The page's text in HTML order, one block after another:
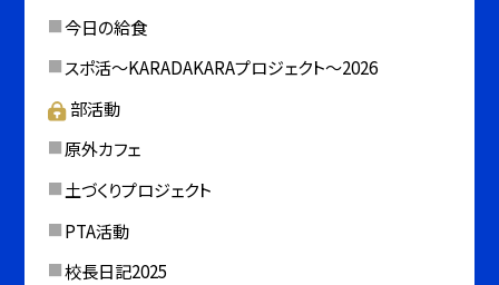
今日の給食
スポ活～KARADAKARAプロジェクト～2026
部活動
原外カフェ
土づくりプロジェクト
PTA活動
校長日記2025